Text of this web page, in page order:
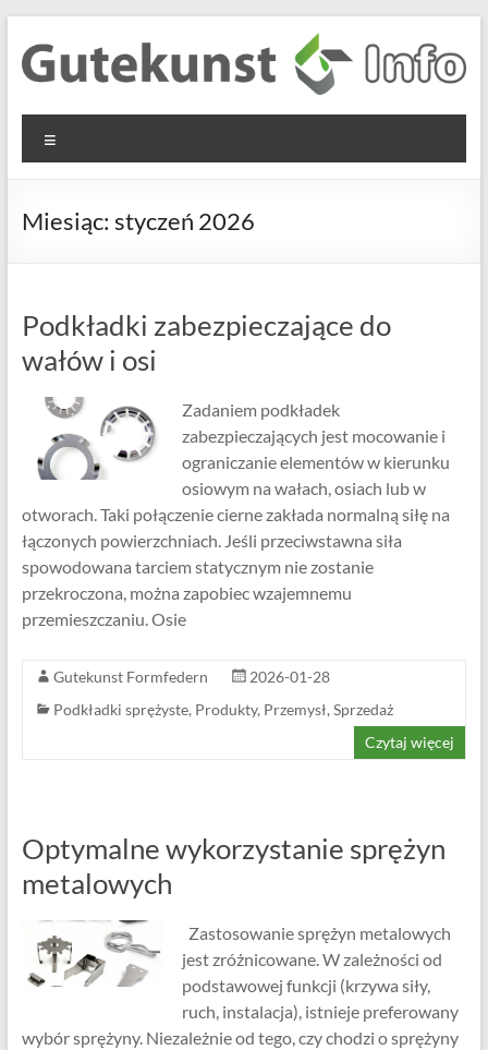
content
Gutekunst
Formfedern
GmbH
Informationen
Flachmaterial
Miesiąc: styczeń 2026
Podkładki zabezpieczające do
wałów i osi
Zadaniem podkładek
zabezpieczających jest mocowanie i
ograniczanie elementów w kierunku
osiowym na wałach, osiach lub w
otworach. Taki połączenie cierne zakłada normalną siłę na
łączonych powierzchniach. Jeśli przeciwstawna siła
spowodowana tarciem statycznym nie zostanie
przekroczona, można zapobiec wzajemnemu
przemieszczaniu. Osie
Gutekunst Formfedern
2026-01-28
Podkładki sprężyste, Produkty, Przemysł, Sprzedaż
Czytaj więcej
Optymalne wykorzystanie sprężyn
metalowych
Zastosowanie sprężyn metalowych
jest zróżnicowane. W zależności od
podstawowej funkcji (krzywa siły,
ruch, instalacja), istnieje preferowany
wybór sprężyny. Niezależnie od tego, czy chodzi o sprężyny